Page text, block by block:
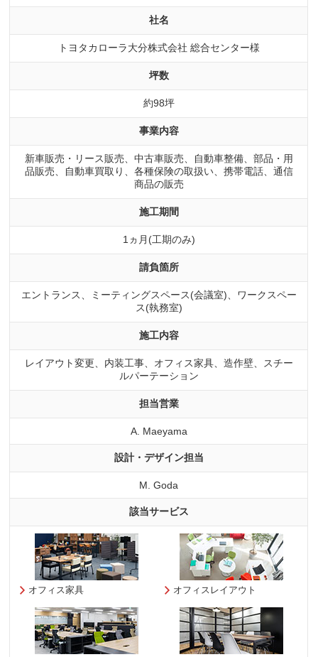
社名
トヨタカローラ大分株式会社 総合センター様
坪数
約98坪
事業内容
新車販売・リース販売、中古車販売、自動車整備、部品・用
品販売、自動車買取り、各種保険の取扱い、携帯電話、通信
商品の販売
施工期間
1ヵ月(工期のみ)
請負箇所
エントランス、ミーティングスペース(会議室)、ワークスペー
ス(執務室)
施工内容
レイアウト変更、内装工事、オフィス家具、造作壁、スチー
ルパーテーション
担当営業
A. Maeyama
設計・デザイン担当
M. Goda
該当サービス
オフィス家具 オフィスレイアウト